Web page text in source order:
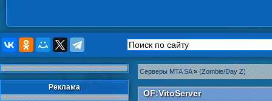
Реклама
Серверы MTA SA» (Zombie/Day Z)
OF:VitoServer